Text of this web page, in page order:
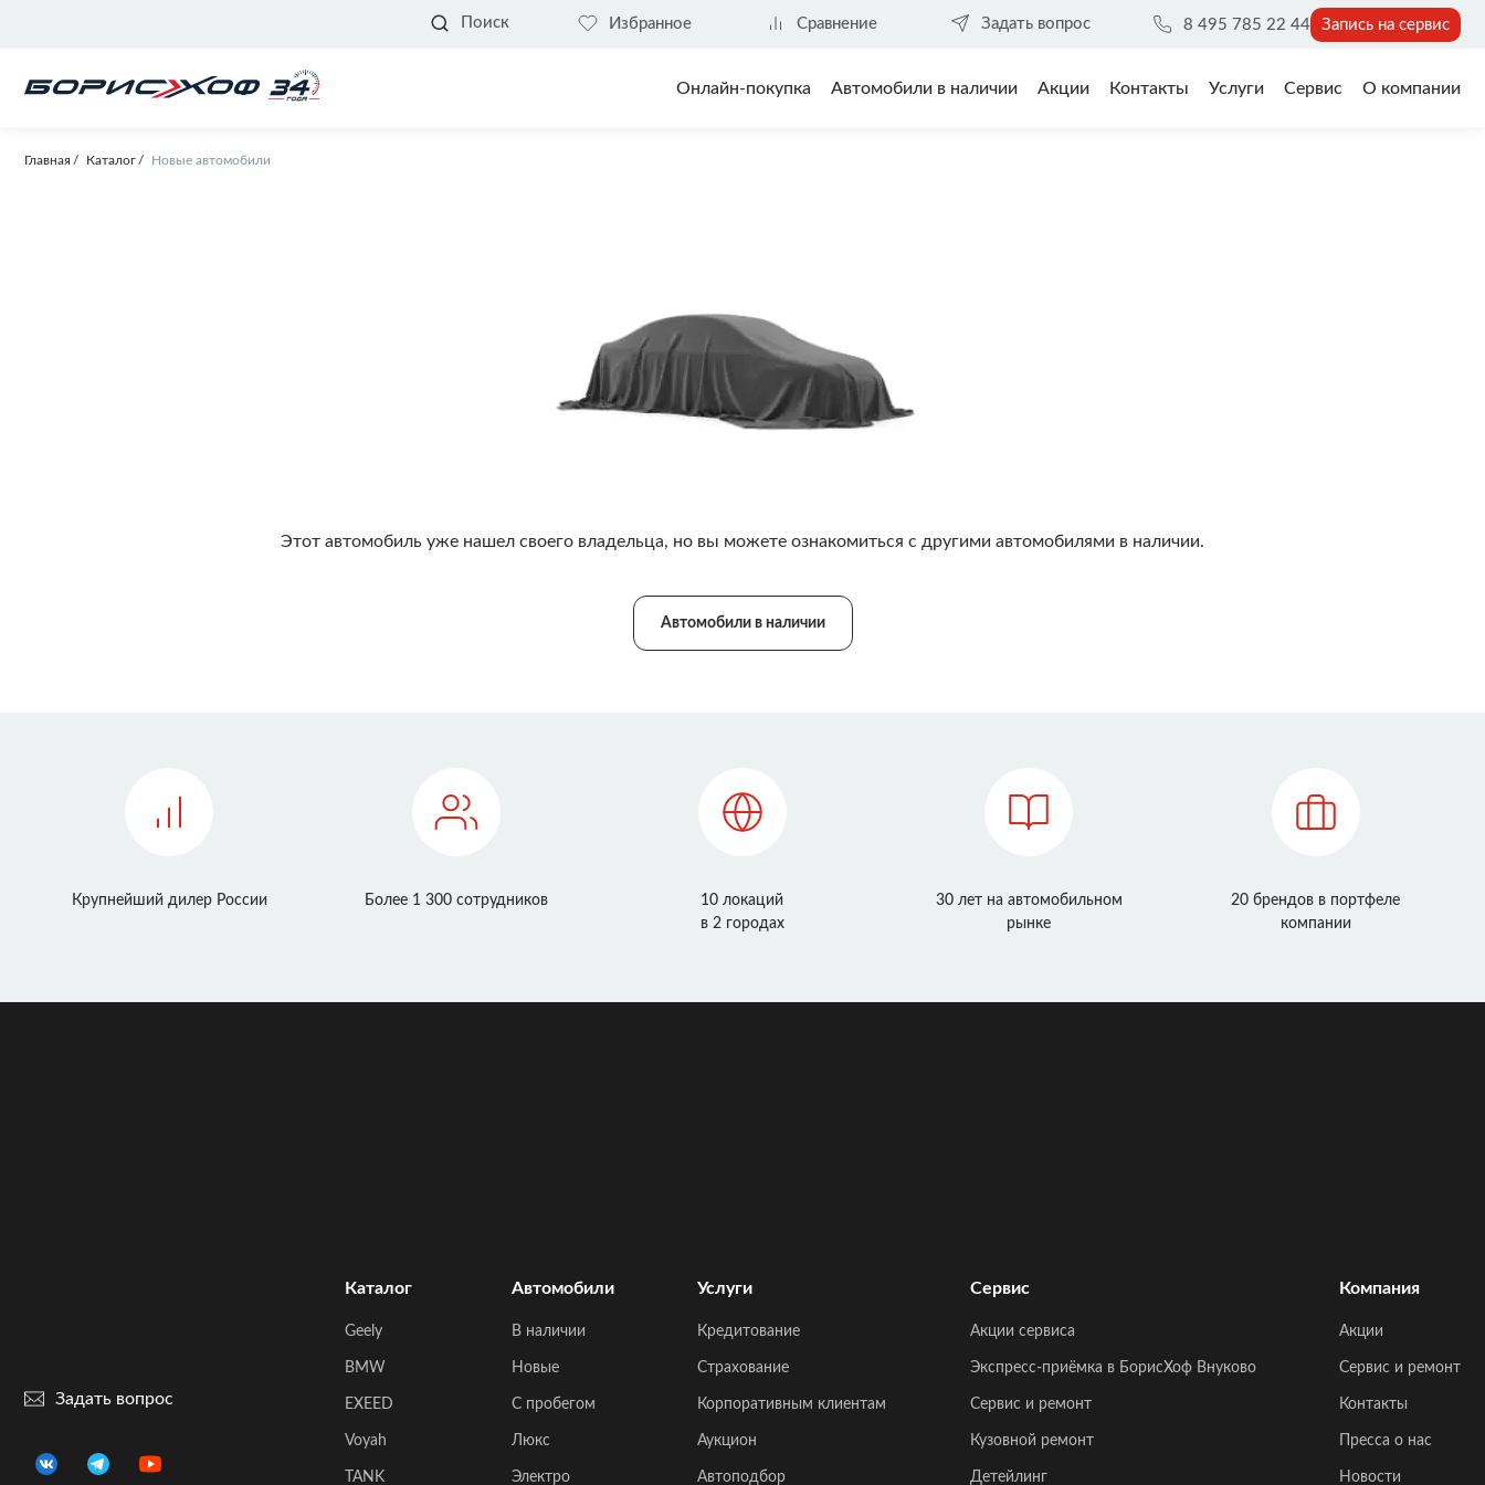
8 495 785 22 44 Запись на сервис
Поиск Избранное Сравнение Задать вопрос
Онлайн-покупка Автомобили в наличии Акции Контакты Услуги Сервис О компании
Главная Каталог Новые автомобили
Этот автомобиль уже нашел своего владельца, но вы можете ознакомиться с другими автомобилями в наличии.
Автомобили в наличии
Крупнейший дилер России Более 1 300 сотрудников
10 локаций
в 2 городах
30 лет на автомобильном
рынке
20 брендов в портфеле
компании
Каталог
Geely
BMW
EXEED
Voyah
TANK
Автомобили
В наличии
Новые
C пробегом
Люкс
Электро
Услуги
Кредитование
Страхование
Корпоративным клиентам
Аукцион
Автоподбор
Сервис
Акции сервиса
Экспресс-приёмка в БорисХоф Внуково
Сервис и ремонт
Кузовной ремонт
Детейлинг
Компания
Акции
Сервис и ремонт
Контакты
Пресса о нас
Новости
Задать вопрос